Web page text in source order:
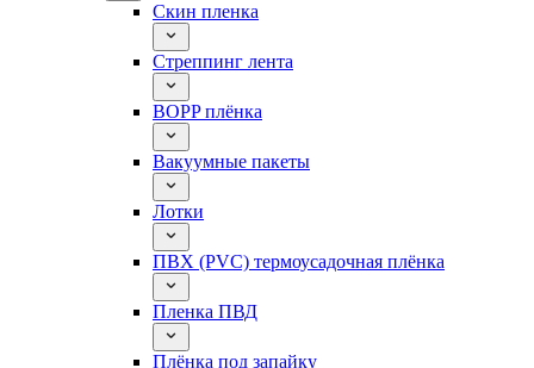
Скин пленка
Стреппинг лента
BOPP плёнка
Вакуумные пакеты
Лотки
ПВХ (PVC) термоусадочная плёнка
Пленка ПВД
Плёнка под запайку